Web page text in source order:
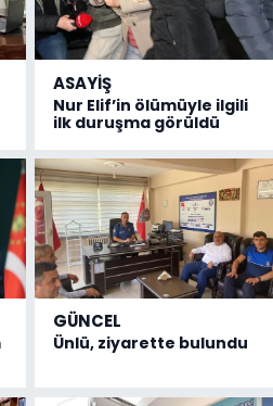
ASAYİŞ
Nur Elif’in ölümüyle ilgili
ilk duruşma görüldü
GÜNCEL
Ünlü, ziyarette bulundu